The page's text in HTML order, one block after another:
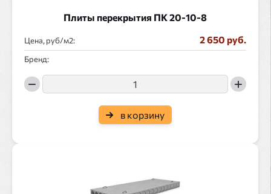
Плиты перекрытия ПК 20-10-8
Цена, руб/ : 2 650 руб.
Бренд:
в корзину